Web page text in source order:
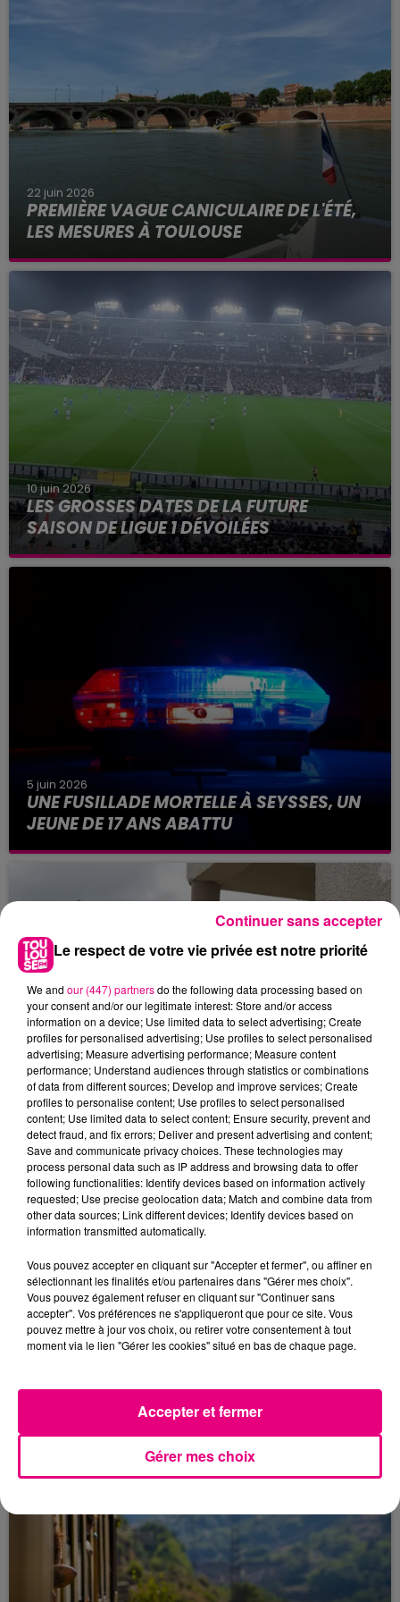
22 juin 2026
PREMIÈRE VAGUE CANICULAIRE DE L'ÉTÉ,
LES MESURES À TOULOUSE
Alors que les températures frôlent les 40 degrés
ce lundi 22 juin 2026 à Toulouse, Météo France
place la Haute-Garonne et 48 autres
départements en alerte...
10 juin 2026
LES GROSSES DATES DE LA FUTURE
SAISON DE LIGUE 1 DÉVOILÉES
Parmi les grosses dates de la saison à venir, une
ultime journée au Parc des Princes en mai
5 juin 2026
UNE FUSILLADE MORTELLE À SEYSSES, UN
JEUNE DE 17 ANS ABATTU
La scène se serait produite ce vendredi 5 juin
2026, peu après 5h. Un jeune homme de 17 ans
aurait été abattu dans une fusillade, sur la
2 juin 2026
UNE ADOLESCENTE DE 13 ANS PORTÉE
DISPARUE À CUGNAUX
La gendarmerie de Haute-Garonne lance un
appel à témoins après la disparition d'une
mineure de 13 ans, Zuleyha Zelal Bingol, dont la
famille est sans...
INCENDIE : UN MORT & DEUX BLESSÉS
GRAVES AUX PRADETTES
Nuit d'horreur aux Pradettes, où 11 victimes sont à
déplorer dans l'incendie d'un immeuble de cinq
étages, dont 1 décès et 2 blessés en urgence
Le respect de votre vie privée est notre priorité
We and our (447) partnersdo the following data processing based on
your consent and/or our legitimate interest: Store and/or access
information on a device; Use limited data to select advertising; Create
profiles for personalised advertising; Use profiles to select personalised
advertising; Measure advertising performance; Measure content
performance; Understand audiences through statistics or combinations
of data from different sources; Develop and improve services; Create
profiles to personalise content; Use profiles to select personalised
content; Use limited data to select content; Ensure security, prevent and
detect fraud, and fix errors; Deliver and present advertising and content;
Save and communicate privacy choices. These technologies may
process personal data such as IP address and browsing data to offer
following functionalities: Identify devices based on information actively
requested; Use precise geolocation data; Match and combine data from
other data sources; Link different devices; Identify devices based on
information transmitted automatically.
Vous pouvez accepter en cliquant sur "Accepter et fermer", ou affiner en
sélectionnant les finalités et/ou partenaires dans "Gérer mes choix".
Vous pouvez également refuser en cliquant sur "Continuer sans
accepter". Vos préférences ne s'appliqueront que pour ce site. Vous
pouvez mettre à jour vos choix, ou retirer votre consentement à tout
moment via le lien "Gérer les cookies" situé en bas de chaque page.
Gérer mes choix
Accepter et fermer
Continuer sans accepter